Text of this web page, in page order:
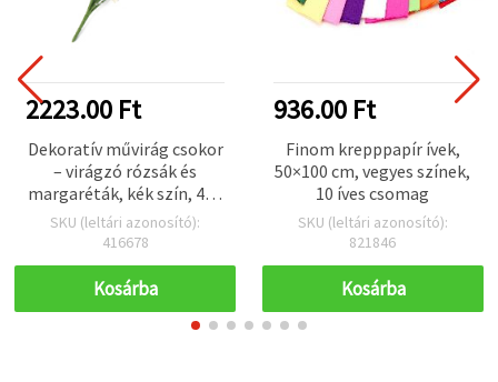
2223.00 Ft
Dekoratív művirág csokor
– virágzó rózsák és
margaréták, kék szín, 420
mm, 10 ág
SKU (leltári azonosító):
416678
Kosárba
936.00 Ft
Finom krepppapír ívek,
50×100 cm, vegyes színek,
10 íves csomag
SKU (leltári azonosító):
821846
Kosárba